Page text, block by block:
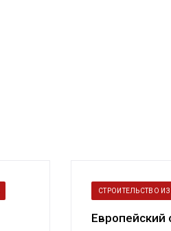
СТРОИТЕЛЬСТВО
Европейский